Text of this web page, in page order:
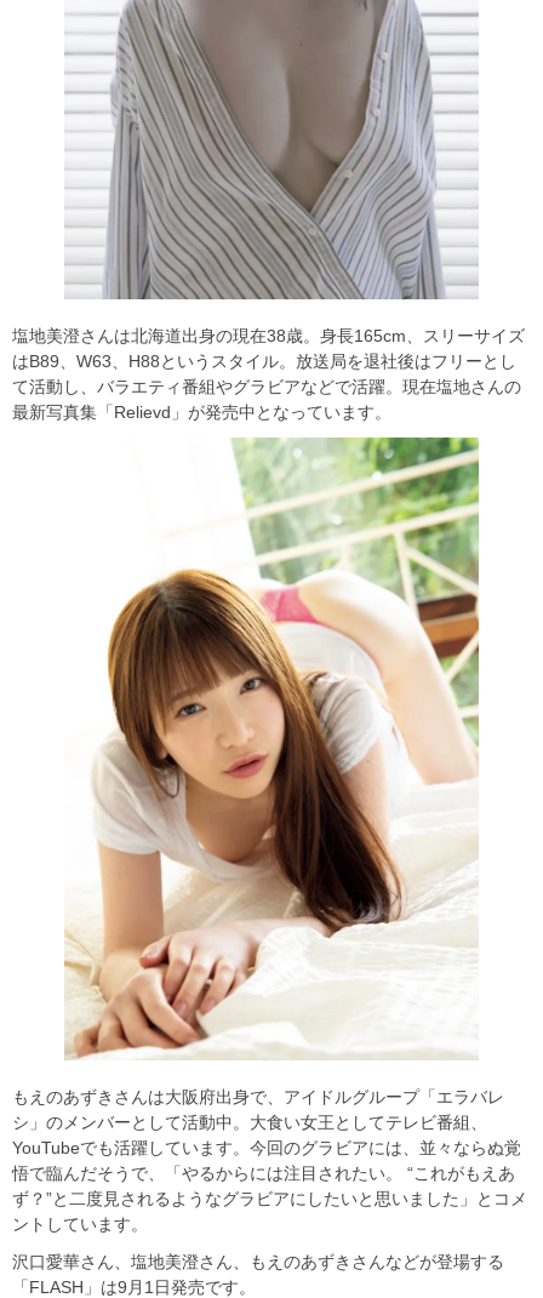
塩地美澄さんは北海道出身の現在38歳。身長165cm、スリーサイズ
はB89、W63、H88というスタイル。放送局を退社後はフリーとし
て活動し、バラエティ番組やグラビアなどで活躍。現在塩地さんの
最新写真集「Relievd」が発売中となっています。
もえのあずきさんは大阪府出身で、アイドルグループ「エラバレ
シ」のメンバーとして活動中。大食い女王としてテレビ番組、
YouTubeでも活躍しています。今回のグラビアには、並々ならぬ覚
悟で臨んだそうで、「やるからには注目されたい。 “これがもえあ
ず？”と二度見されるようなグラビアにしたいと思いました」とコメ
ントしています。
沢口愛華さん、塩地美澄さん、もえのあずきさんなどが登場する
「FLASH」は9月1日発売です。